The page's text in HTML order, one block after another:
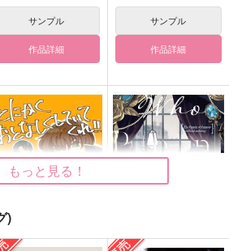
サンプル
作品詳細
サンプル
作品詳細
もっと見る！
)